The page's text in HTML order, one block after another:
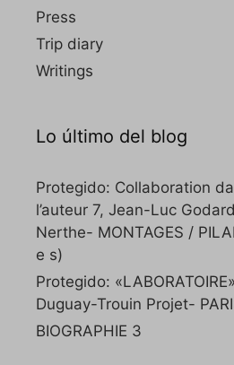
Press
Trip diary
Writings
Lo último del blog
Protegido: Collaboration
l’auteur 7, Jean-Luc
Nerthe- MONTAGES /
e s)
Protegido:
Duguay-Trouin Projet-
BIOGRAPHIE 3